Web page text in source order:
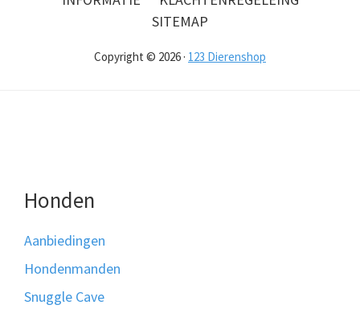
SITEMAP
Copyright © 2026 · 123 Dierenshop
Honden
Aanbiedingen
Hondenmanden
Snuggle Cave